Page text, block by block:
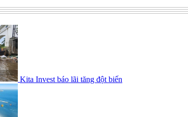
Kita Invest báo lãi tăng đột biến